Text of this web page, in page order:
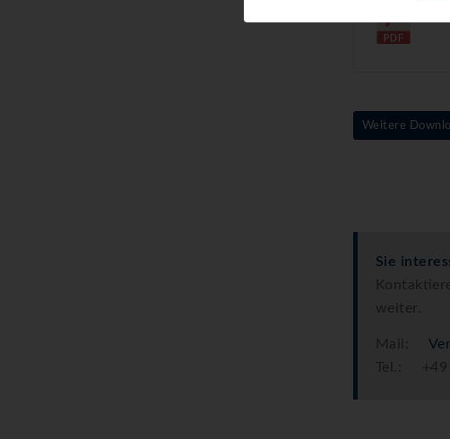
Weitere
Sie
weiter.
Mail:
Tel.: +49